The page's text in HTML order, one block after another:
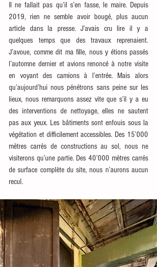
Il ne fallait pas qu’il s’en fasse, le maire. Depuis
2019, rien ne semble avoir bougé, plus aucun
article dans la presse. J’avais cru lire il y a
quelques temps que des travaux reprenaient.
J’avoue, comme dit ma fille, nous y étions passés
l’automne dernier et avions renoncé à notre visite
en voyant des camions à l’entrée. Mais alors
qu’aujourd’hui nous pénétrons sans peine sur les
lieux, nous remarquons assez vite que s’il y a eu
des interventions de nettoyage, elles ne sautent
pas aux yeux. Les bâtiments sont enfouis sous la
végétation et difficilement accessibles. Des 15’000
mètres carrés de constructions au sol, nous ne
visiterons qu’une partie. Des 40’000 mètres carrés
de surface complète du site, nous n’aurons aucun
recul.